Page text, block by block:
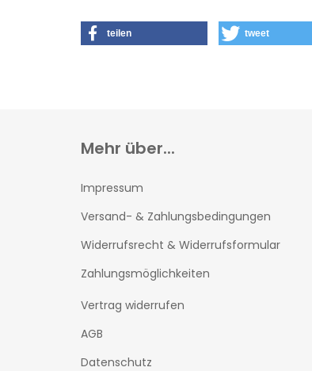
teilen tweet
Mehr über...
Impressum
Versand- & Zahlungsbedingungen
Widerrufsrecht & Widerrufsformular
Zahlungsmöglichkeiten
Vertrag widerrufen
AGB
Datenschutz